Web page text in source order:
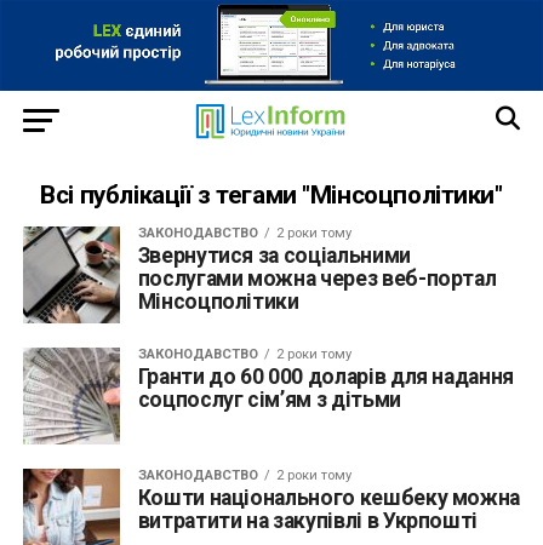
Всі публікації з тегами "Мінсоцполітики"
ЗАКОНОДАВСТВО 2 роки тому
Звернутися за соціальними
послугами можна через веб-портал
Мінсоцполітики
ЗАКОНОДАВСТВО 2 роки тому
Гранти до 60 000 доларів для надання
соцпослуг сім’ям з дітьми
ЗАКОНОДАВСТВО 2 роки тому
Кошти національного кешбеку можна
витратити на закупівлі в Укрпошті